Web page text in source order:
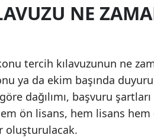
Kırşehir
Konya
Kütahya
Malatya
NE
tercih kılavuzunun ne
ya da ekim başında
dağılımı, başvuru
ön lisans, hem lisans
oluşturulacak.